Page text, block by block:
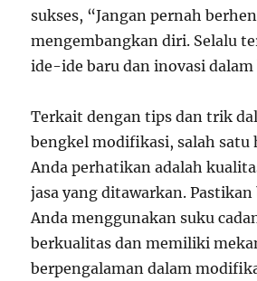
sukses, “Jangan pernah
mengembangkan diri. Selalu
ide-ide baru dan inovasi dalam
Terkait dengan tips dan trik
bengkel modifikasi, salah satu
Anda perhatikan adalah
jasa yang ditawarkan.
Anda menggunakan suku
berkualitas dan memiliki
berpengalaman dalam